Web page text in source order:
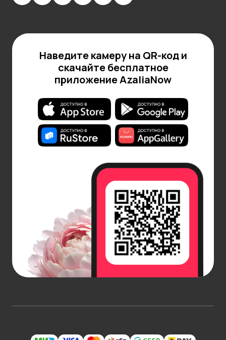
Наведите камеру на QR-код и
скачайте бесплатное
приложение AzaliaNow